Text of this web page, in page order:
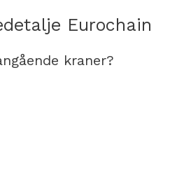
Eurochain
kraner?